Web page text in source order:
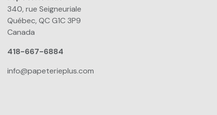
340, rue Seigneuriale
Québec, QC G1C 3P9
Canada
418-667-6884
info@papeterieplus.com